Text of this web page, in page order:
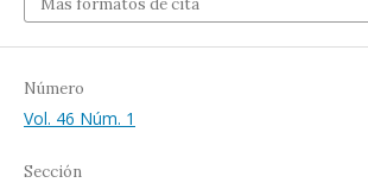
Más formatos de cita
Número
Vol. 46 Núm. 1
Sección